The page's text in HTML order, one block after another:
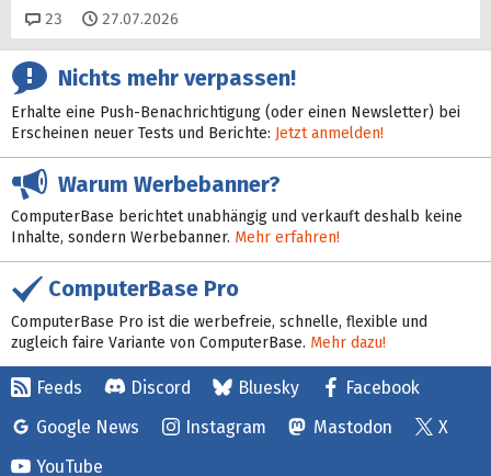
23 Kommentare
27.07.2026
Nichts mehr verpassen!
Erhalte eine Push-Benachrichtigung (oder einen Newsletter) bei
Erscheinen neuer Tests und Berichte: Jetzt anmelden!
Warum Werbebanner?
ComputerBase berichtet unabhängig und verkauft deshalb keine
Inhalte, sondern Werbebanner. Mehr erfahren!
ComputerBase Pro
ComputerBase Pro ist die werbefreie, schnelle, flexible und
zugleich faire Variante von ComputerBase. Mehr dazu!
Feeds Discord Bluesky
Facebook
Google News
Instagram Mastodon
X
YouTube